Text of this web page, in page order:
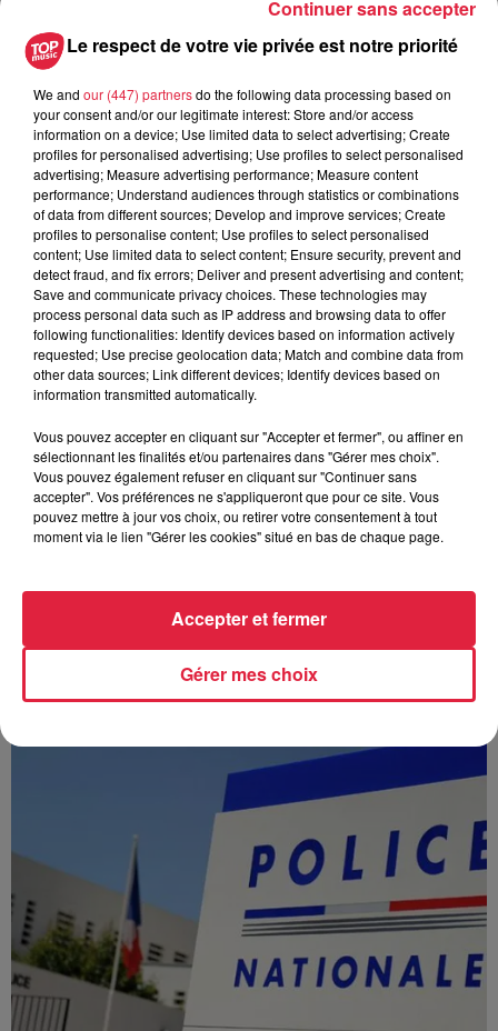
Au zoo de Mulhouse : rencontre
avec les flamants rouges
À découvrir également
À Hoerdt, de l’eau brune sort des robinets
Depuis plusieurs jours, des habitants de Hoerdt ont vu de
Le respect de votre vie privée est notre priorité
We and our (447) partnersdo the following data processing based on
your consent and/or our legitimate interest: Store and/or access
information on a device; Use limited data to select advertising; Create
profiles for personalised advertising; Use profiles to select personalised
advertising; Measure advertising performance; Measure content
performance; Understand audiences through statistics or combinations
of data from different sources; Develop and improve services; Create
profiles to personalise content; Use profiles to select personalised
content; Use limited data to select content; Ensure security, prevent and
detect fraud, and fix errors; Deliver and present advertising and content;
Save and communicate privacy choices. These technologies may
process personal data such as IP address and browsing data to offer
following functionalities: Identify devices based on information actively
requested; Use precise geolocation data; Match and combine data from
other data sources; Link different devices; Identify devices based on
information transmitted automatically.
Vous pouvez accepter en cliquant sur "Accepter et fermer", ou affiner en
sélectionnant les finalités et/ou partenaires dans "Gérer mes choix".
Vous pouvez également refuser en cliquant sur "Continuer sans
accepter". Vos préférences ne s'appliqueront que pour ce site. Vous
pouvez mettre à jour vos choix, ou retirer votre consentement à tout
moment via le lien "Gérer les cookies" situé en bas de chaque page.
Gérer mes choix
Accepter et fermer
Continuer sans accepter